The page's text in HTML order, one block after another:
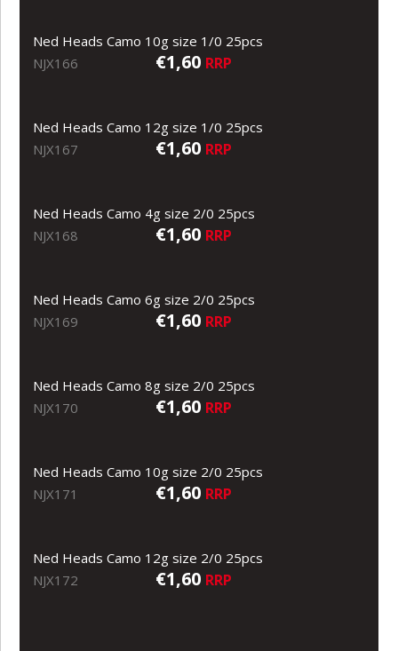
Ned Heads Camo 10g size 1/0 25pcs
NJX166
€1,60 RRP
Ned Heads Camo 12g size 1/0 25pcs
NJX167
€1,60 RRP
Ned Heads Camo 4g size 2/0 25pcs
NJX168
€1,60 RRP
Ned Heads Camo 6g size 2/0 25pcs
NJX169
€1,60 RRP
Ned Heads Camo 8g size 2/0 25pcs
NJX170
€1,60 RRP
Ned Heads Camo 10g size 2/0 25pcs
NJX171
€1,60 RRP
Ned Heads Camo 12g size 2/0 25pcs
NJX172
€1,60 RRP